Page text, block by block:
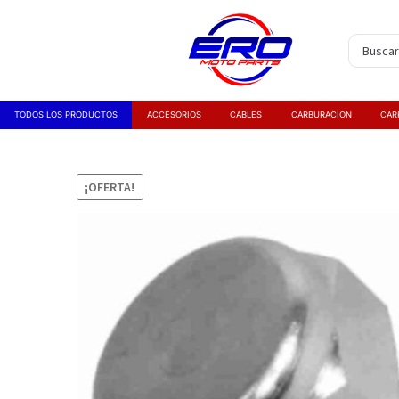
TODOS LOS PRODUCTOS ACCESORIOS CABLES CARBURACION
¡OFERTA!